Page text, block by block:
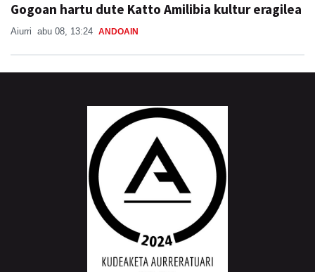
Gogoan hartu dute Katto Amilibia kultur eragilea
Aiurri abu 08, 13:24 ANDOAIN